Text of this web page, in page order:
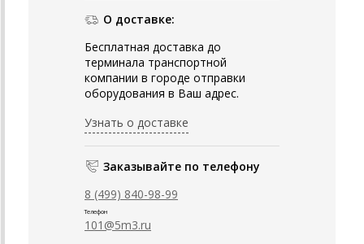
О доставке:
Бесплатная доставка до
терминала транспортной
компании в городе отправки
оборудования в Ваш адрес.
Узнать о доставке
Заказывайте по телефону
8 (499) 840-98-99
Телефон
101@5m3.ru